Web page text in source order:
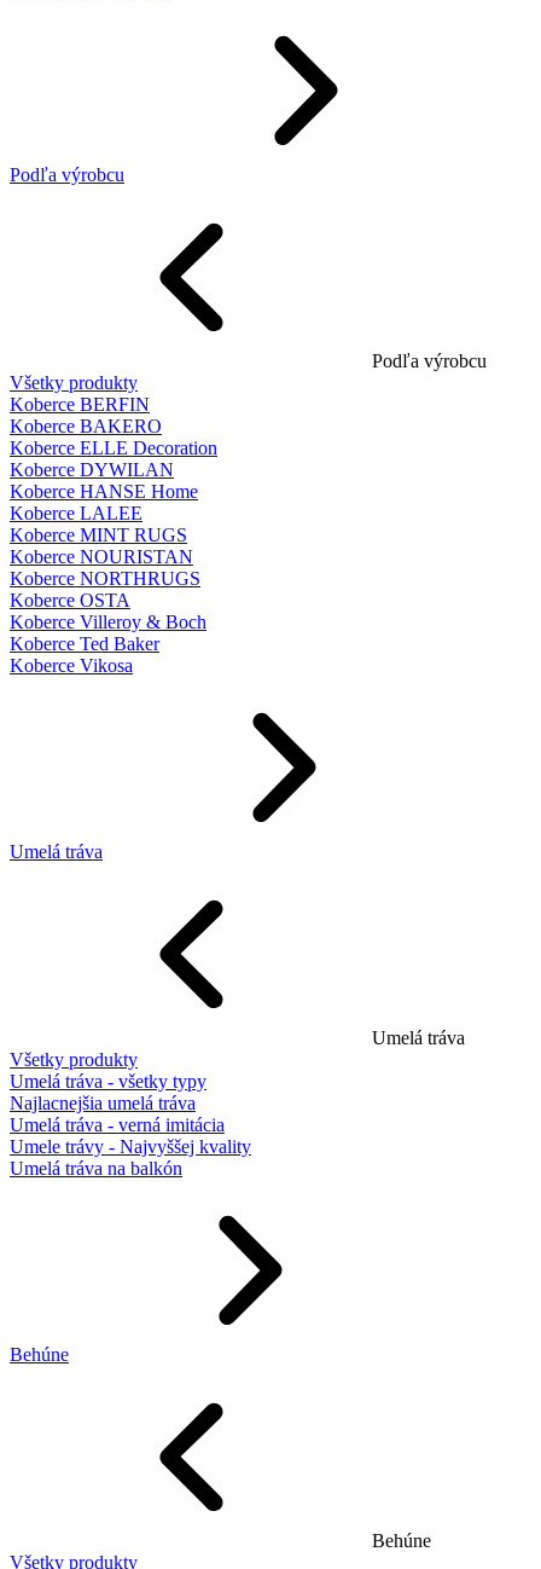
Podľa výrobcu
Podľa výrobcu
Všetky produkty
Koberce BERFIN
Koberce BAKERO
Koberce ELLE Decoration
Koberce DYWILAN
Koberce HANSE Home
Koberce LALEE
Koberce MINT RUGS
Koberce NOURISTAN
Koberce NORTHRUGS
Koberce OSTA
Koberce Villeroy & Boch
Koberce Ted Baker
Koberce Vikosa
Umelá tráva
Umelá tráva
Všetky produkty
Umelá tráva - všetky typy
Najlacnejšia umelá tráva
Umelá tráva - verná imitácia
Umele trávy - Najvyššej kvality
Umelá tráva na balkón
Behúne
Behúne
Všetky produkty